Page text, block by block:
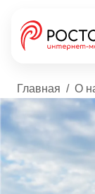
Главная О